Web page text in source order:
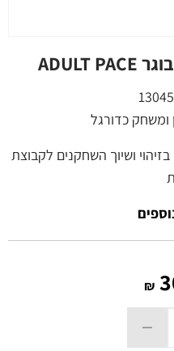
13045
ומשחק כדורגל
ושיוך השחקנים לקבוצת
₪